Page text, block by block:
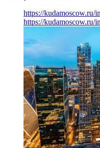
https://kudamoscow.ru/
https://kudamoscow.ru/